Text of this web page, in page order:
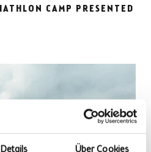
Details Über Cookies
CAMP PRESENTED